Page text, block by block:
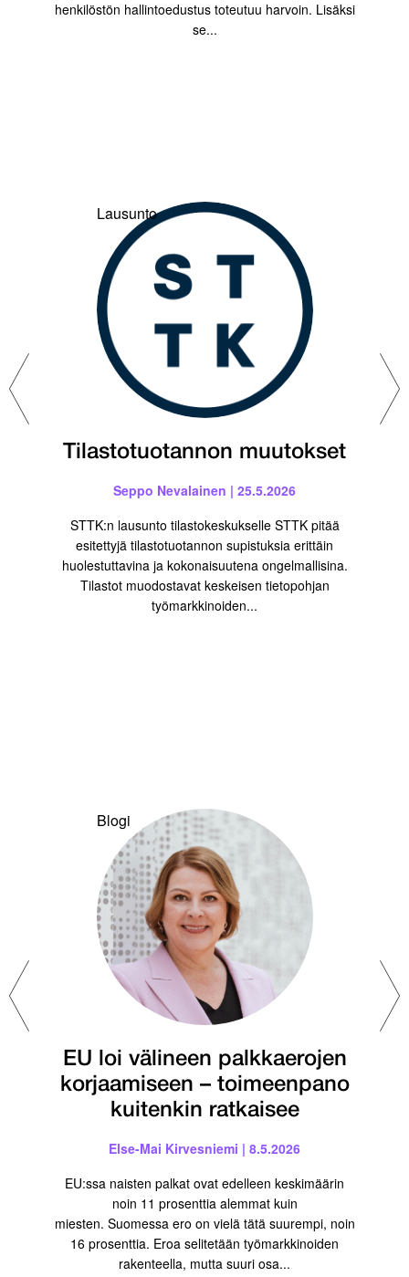
henkilöstön hallintoedustus toteutuu harvoin. Lisäksi
se...
Lausunto
Tilastotuotannon muutokset
Seppo Nevalainen | 25.5.2026
STTK:n lausunto tilastokeskukselle STTK pitää
esitettyjä tilastotuotannon supistuksia erittäin
huolestuttavina ja kokonaisuutena ongelmallisina.
Tilastot muodostavat keskeisen tietopohjan
työmarkkinoiden...
Blogi
EU loi välineen palkkaerojen
korjaa­miseen – toimeenpano
kuiten­kin ratkaisee
Else-Mai Kirvesniemi | 8.5.2026
EU:ssa naisten palkat ovat edelleen keskimäärin
noin 11 prosenttia alemmat kuin
miesten. Suomessa ero on vielä tätä suurempi, noin
16 prosenttia. Eroa selitetään työmarkkinoiden
rakenteella, mutta suuri osa...